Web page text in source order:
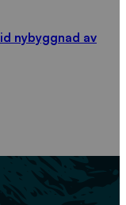
nybyggnad av